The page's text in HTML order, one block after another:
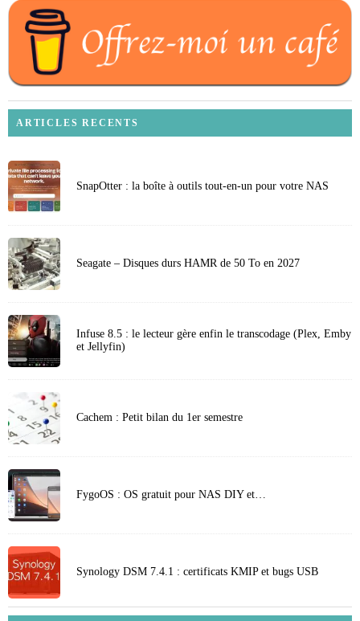
ARTICLES RECENTS
SnapOtter : la boîte à outils tout-en-un pour votre NAS
Seagate – Disques durs HAMR de 50 To en 2027
Infuse 8.5 : le lecteur gère enfin le transcodage (Plex, Emby
et Jellyfin)
Cachem : Petit bilan du 1er semestre
FygoOS : OS gratuit pour NAS DIY et…
Synology DSM 7.4.1 : certificats KMIP et bugs USB